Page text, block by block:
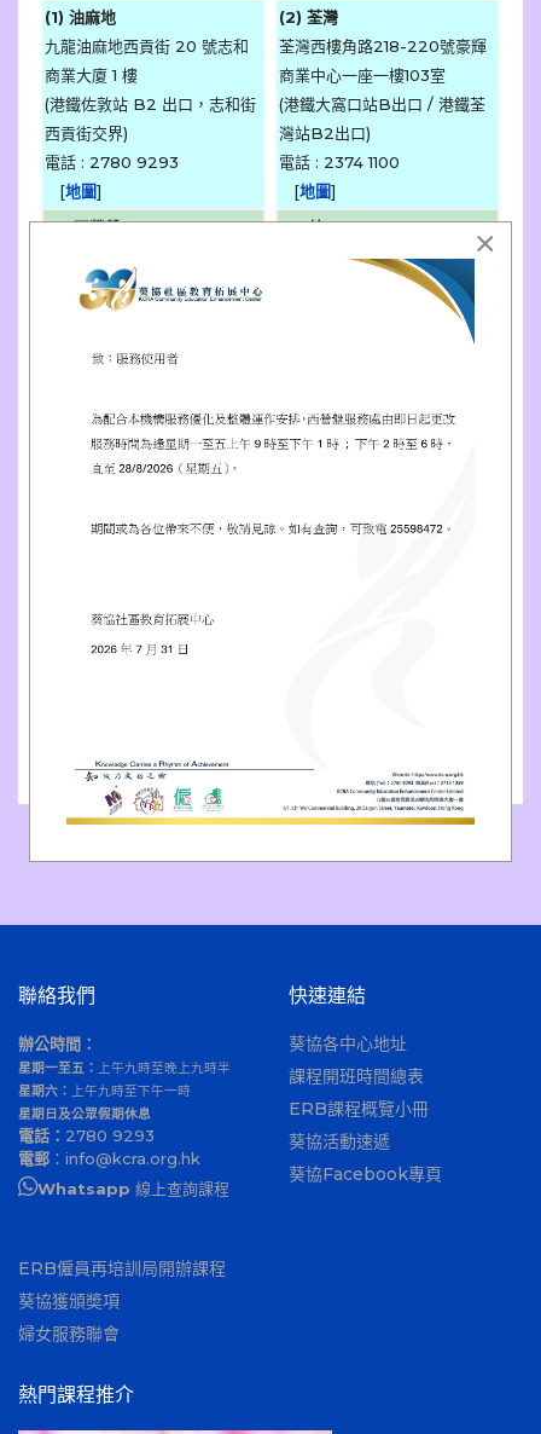
(1) 油麻地
九龍油麻地西貢街 20 號志和
商業大廈 1 樓
(港鐵佐敦站 B2 出口，志和街
西貢街交界)
電話 : 2780 9293
[地圖]
(2) 荃灣
荃灣西樓角路218-220號豪輝
商業中心一座一樓103室
(港鐵大窩口站B出口 / 港鐵荃
灣站B2出口)
電話 : 2374 1100
[地圖]
(3) 西營盤
區社區中心 2 樓
(近港鐵西營盤站B2出口)
(4) 坑口
將軍澳坑口培成路18號海悅豪
UG05-UG06號舖
(港鐵坑口站B1出口沿連理街扶
♥ 歡迎使用以下方式聯絡我們 ♥
按此即時撥打電話 :2780 9293詢問，或
聯絡我們
辦公時間：
星期一至五：
上午九時至晚上九時半
星期六：
上午九時至下午一時
星期日及公眾假期休息
電話： 2780 9293
電郵 ： info@kcra.org.hk
Whatsapp 線上查詢課程
快速連結
葵協各中心地址
課程開班時間總表
ERB課程概覽小冊
葵協活動速遞
葵協Facebook專頁
ERB僱員再培訓局開辦課程
葵協獲頒奬項
婦女服務聯會
熱門課程推介
×